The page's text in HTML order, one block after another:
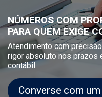
NÚMEROS COM
PARA QUEM EXIGE
Atendimento com
rigor absoluto nos prazos
contábil.
Converse com